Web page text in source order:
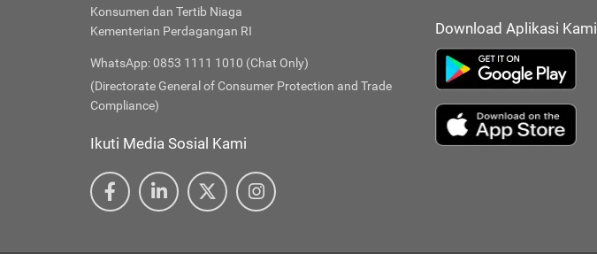
Konsumen dan Tertib Niaga
Kementerian Perdagangan RI
WhatsApp: 0853 1111 1010 (Chat Only)
(Directorate General of Consumer Protection and Trade
Compliance)
Ikuti Media Sosial Kami
Download Aplikasi Kami